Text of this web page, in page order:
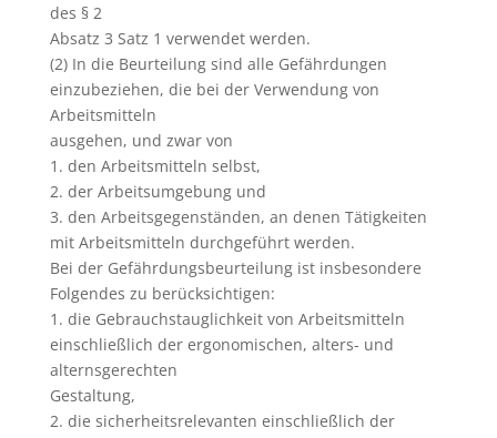
des § 2
Absatz 3 Satz 1 verwendet werden.
(2) In die Beurteilung sind alle Gefährdungen
einzubeziehen, die bei der Verwendung von
Arbeitsmitteln
ausgehen, und zwar von
1. den Arbeitsmitteln selbst,
2. der Arbeitsumgebung und
3. den Arbeitsgegenständen, an denen Tätigkeiten
mit Arbeitsmitteln durchgeführt werden.
Bei der Gefährdungsbeurteilung ist insbesondere
Folgendes zu berücksichtigen:
1. die Gebrauchstauglichkeit von Arbeitsmitteln
einschließlich der ergonomischen, alters- und
alternsgerechten
Gestaltung,
2. die sicherheitsrelevanten einschließlich der